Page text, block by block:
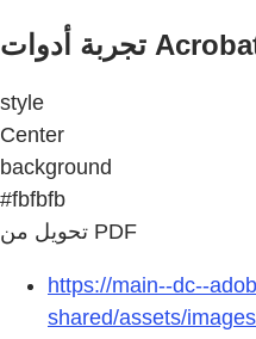
style
Center
background
#fbfbfb
تحويل من PDF
https://main--dc--
shared/assets/